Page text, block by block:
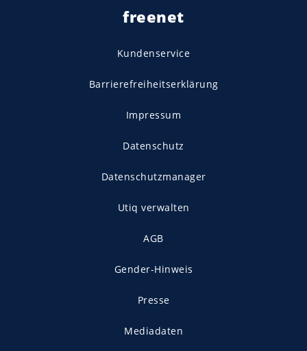
freenet
Kundenservice
Barrierefreiheitserklärung
Impressum
Datenschutz
Datenschutzmanager
Utiq verwalten
AGB
Gender-Hinweis
Presse
Mediadaten